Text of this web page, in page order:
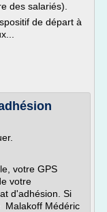
des salariés).
de départ à
votre GPS
votre
d'adhésion. Si
Malakoff Médéric